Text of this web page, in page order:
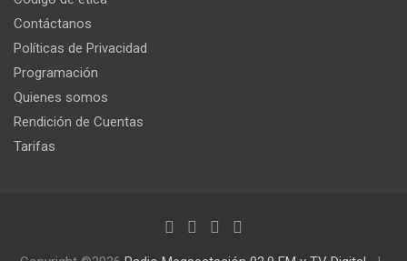
Contáctanos
Políticas de Privacidad
Programación
Quienes somos
Rendición de Cuentas
Tarifas